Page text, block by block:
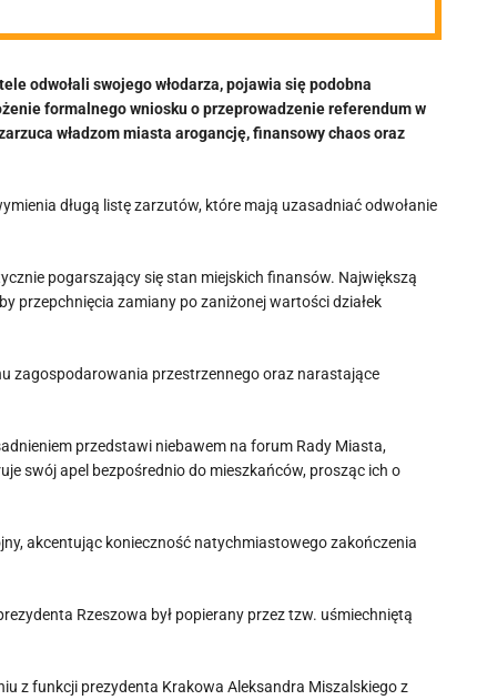
odwołali swojego włodarza, pojawia się podobna
formalnego wniosku o przeprowadzenie referendum w
władzom miasta arogancję, finansowy chaos oraz
długą listę zarzutów, które mają uzasadniać odwołanie
pogarszający się stan miejskich finansów. Największą
przepchnięcia zamiany po zaniżonej wartości działek
zagospodarowania przestrzennego oraz narastające
przedstawi niebawem na forum Rady Miasta,
swój apel bezpośrednio do mieszkańców, prosząc ich o
akcentując konieczność natychmiastowego zakończenia
Rzeszowa był popierany przez tzw. uśmiechniętą
z funkcji prezydenta Krakowa Aleksandra Miszalskiego z